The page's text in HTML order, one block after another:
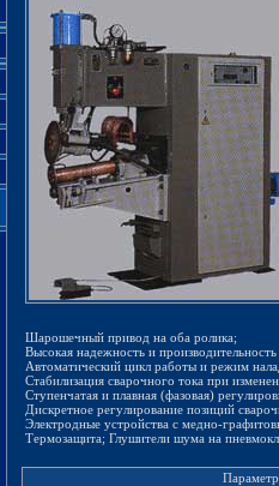
Шарошечный привод на оба ролика;
Высокая надежность и
Автоматический цикл работы и режим
Стабилизация сварочного тока при
Ступенчатая и плавная (фазовая)
Дискретное регулирование позиций
Электродные устройства с медно-
Термозащита; Глушители шума на